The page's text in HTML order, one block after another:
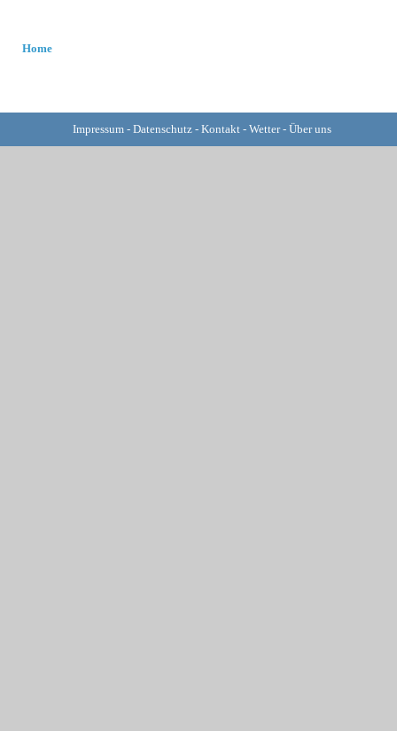
Home
Impressum - Datenschutz - Kontakt - Wetter- Über uns